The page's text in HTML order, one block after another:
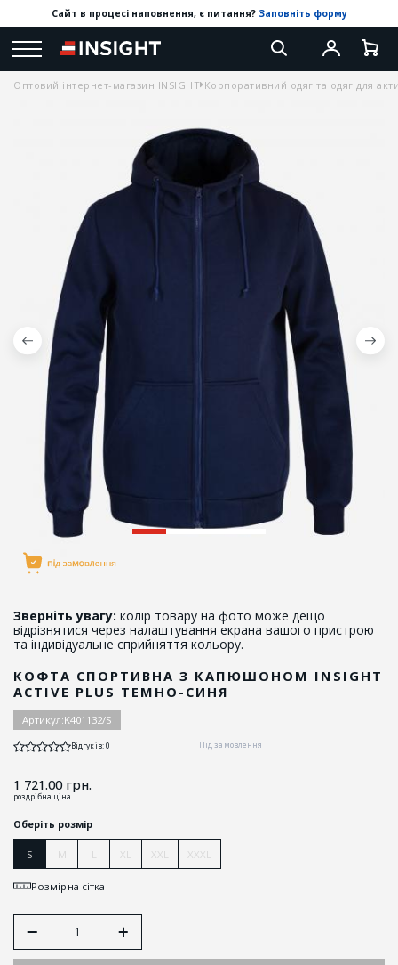
Сайт в процесі наповнення, є питання? Заповніть форму
Оптовий інтернет-магазин INSIGHT Корпоративний одяг та одяг для
Зверніть увагу: колір товару на фото може дещо
відрізнятися через налаштування екрана вашого пристрою
та індивідуальне сприйняття кольору.
КОФТА СПОРТИВНА З КАПЮШОНОМ INSIGHT
ACTIVE PLUS ТЕМНО-СИНЯ
Артикул:K401132/S
Відгуків: 0 Під замовлення
1 721.00грн.
роздрібна ціна
Оберіть розмір
S M L XL XXL XXXL
Розмірна сітка